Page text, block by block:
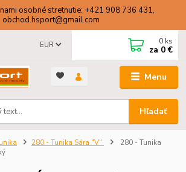
osobné stretnutie: +421 908 736 431,
obchod.hsport@gmail.com
Menu
EUR
Hľadať
0 ks
za 0 €
280 - Tunika Sára "V"
280 - Tunika